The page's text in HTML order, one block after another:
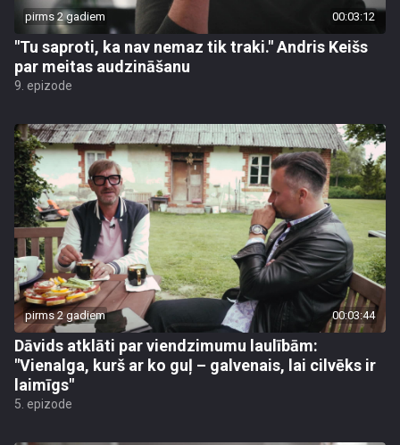
pirms 2 gadiem 00:03:12
"Tu saproti, ka nav nemaz tik traki." Andris Keišs
par meitas audzināšanu
9. epizode
pirms 2 gadiem 00:03:44
Dāvids atklāti par viendzimumu laulībām:
"Vienalga, kurš ar ko guļ – galvenais, lai cilvēks ir
laimīgs"
5. epizode